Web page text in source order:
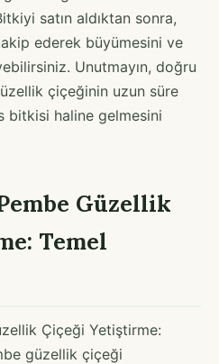
satın aldıktan sonra,
ederek büyümesini ve
Unutmayın, doğru
çiçeğinin uzun süre
bitkisi haline gelmesini
Güzellik
Temel
Çiçeği Yetiştirme:
güzellik çiçeği